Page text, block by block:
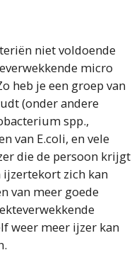
niet voldoende
micro
heb je een groep van
(onder andere
spp.,
van E.coli, en vele
die de persoon krijgt
zich kan
van meer goede
weer meer ijzer kan